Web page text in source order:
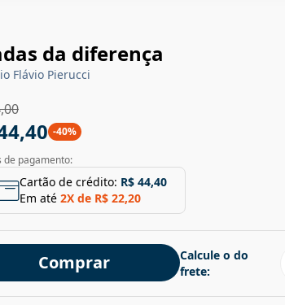
da diferença
Flávio Pierucci
-40%
de pagamento:
Cartão de crédito: R$ 44,40
Em até 2X de R$ 22,20
Comprar
Calcule o do
frete: